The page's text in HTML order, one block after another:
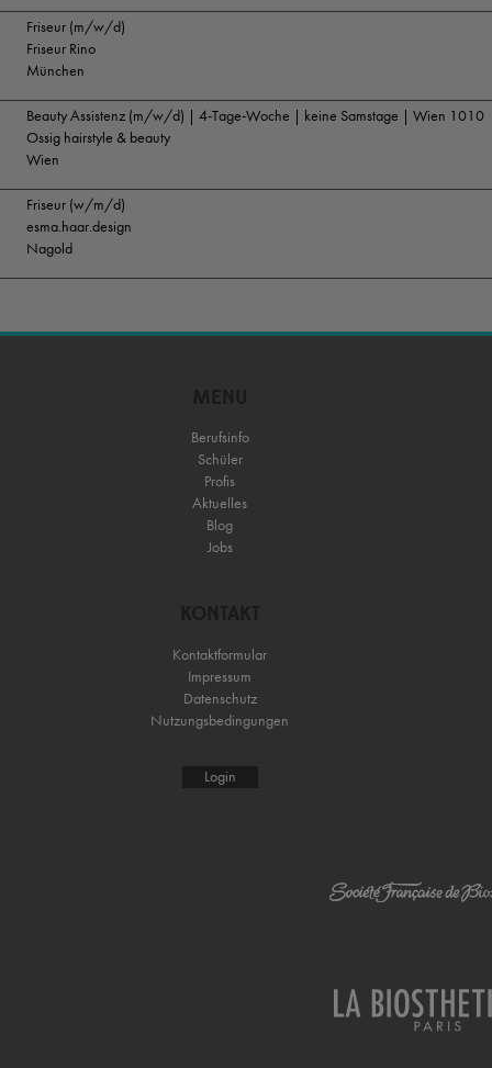
Friseur (m/w/d)
Friseur Rino
München
Beauty Assistenz (m/w/d) | 4-Tage-Woche | keine Samstage | Wien 1010
Ossig hairstyle & beauty
Wien
Friseur (w/m/d)
esma.haar.design
Nagold
Berufsinfo
Schüler
Profis
Aktuelles
Blog
Jobs
Kontaktformular
Impressum
Datenschutz
Nutzungsbedingungen
Login